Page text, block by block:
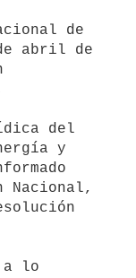
abril de
y
Nacional,